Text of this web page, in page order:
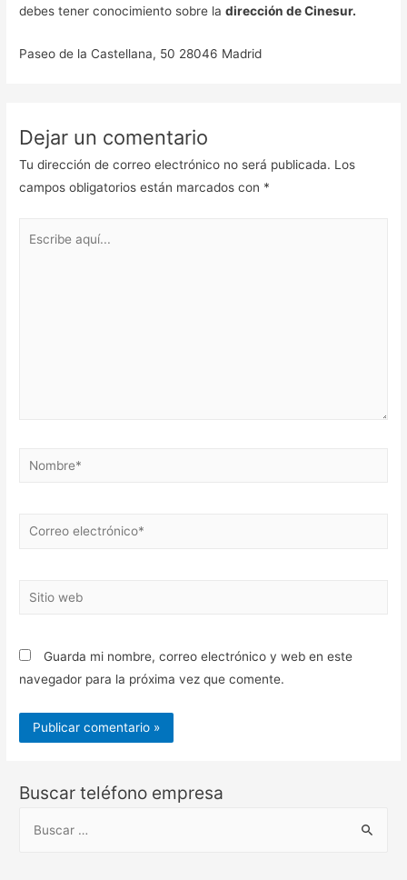
debes tener conocimiento sobre ladirección de Cinesur.
Paseo de la Castellana, 50 28046 Madrid
Dejar un comentario
Tu dirección de correo electrónico no será publicada. Los
campos obligatorios están marcados con *
Nombre*
Correo
Sitio
Guarda mi nombre, correo electrónico y web en este
navegador para la próxima vez que comente.
Buscar teléfono empresa